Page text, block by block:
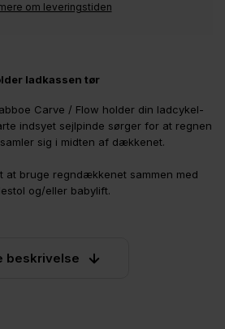
om leveringstiden
ladkassen tør
Carve / Flow holder din ladcykel-
indsyet sejlpinde sørger for at regnen
sig i midten af dækkenet.
at bruge regndækkenet sammen med
og/eller babylift.
beskrivelse